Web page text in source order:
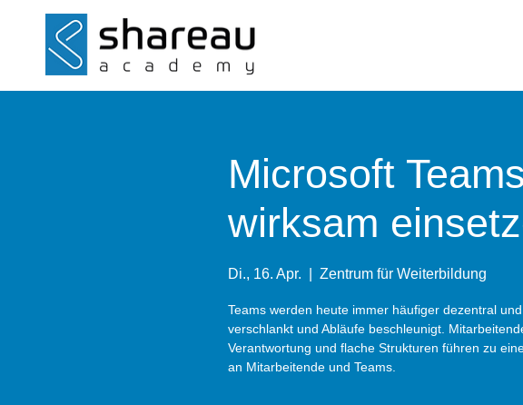
Microsoft
wirksam
Di., 16. Apr. Zentrum für Weiterbildung
Teams werden heute immer häufiger dezentral
verschlankt und Abläufe beschleunigt.
Verantwortung und flache Strukturen führen zu
an Mitarbeitende und Teams.